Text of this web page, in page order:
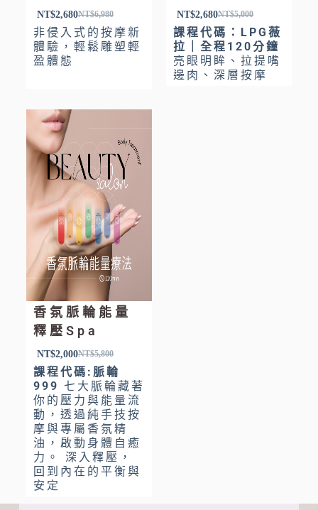
NT$6,980
NT$2,680
非侵入式的按摩新
體驗，輕鬆雕塑輕
盈體態
NT$5,000
NT$2,680
課程代碼：LPG薇
拉｜全程120分鐘
亮眼明眸、拉提嘴
邊肉、深層按摩
香氛脈輪能量
釋壓Spa
NT$5,800
NT$2,000
課程代碼:脈輪
999 七大脈輪藏著
你的壓力與能量流
動，透過純手技按
摩與專屬香氛精
油，啟動身體自癒
力。 深入釋壓，
回到內在的平衡與
安定